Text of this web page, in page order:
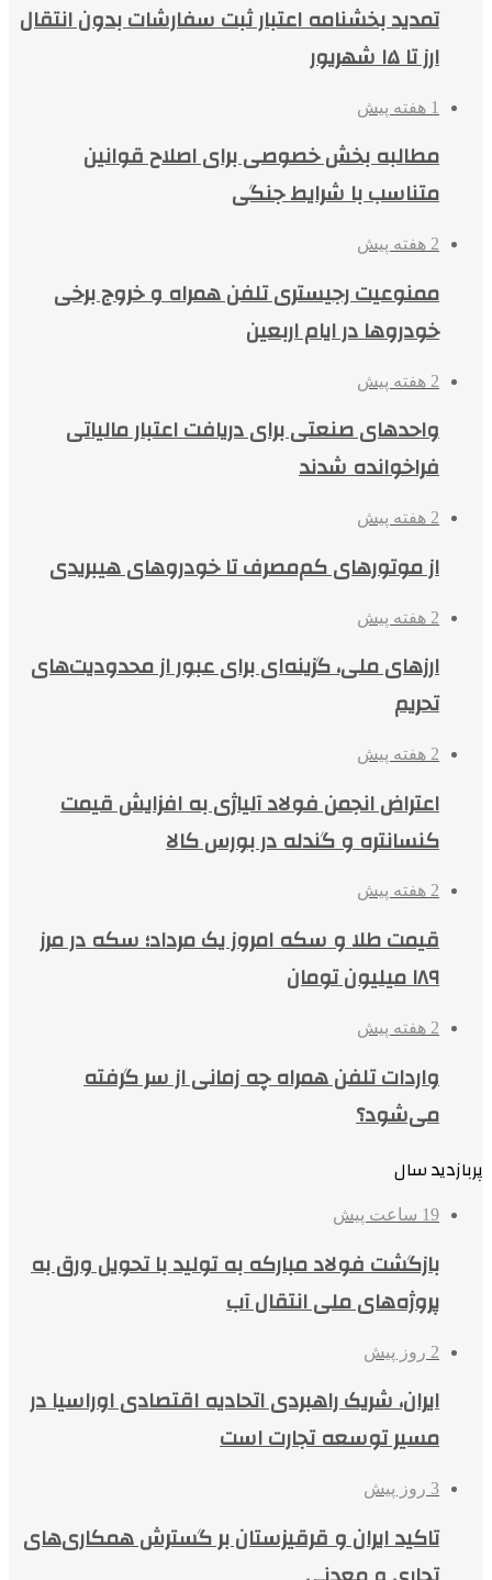
تمدید بخشنامه اعتبار ثبت سفارشات بدون انتقال
ارز تا ۱۵ شهریور
1 هفته پیش
مطالبه بخش خصوصی برای اصلاح قوانین
متناسب با شرایط جنگی
2 هفته پیش
ممنوعیت رجیستری تلفن همراه و خروج برخی
خودروها در ایام اربعین
2 هفته پیش
واحدهای صنعتی برای دریافت اعتبار مالیاتی
فراخوانده شدند
2 هفته پیش
از موتورهای کم‌مصرف تا خودروهای هیبریدی
2 هفته پیش
ارزهای ملی، گزینه‌ای برای عبور از محدودیت‌های
تحریم
2 هفته پیش
اعتراض انجمن فولاد آلیاژی به افزایش قیمت
کنسانتره و گندله در بورس کالا
2 هفته پیش
قیمت طلا و سکه امروز یک مرداد؛ سکه در مرز
۱۸۹ میلیون تومان
2 هفته پیش
واردات تلفن همراه چه زمانی از سر گرفته
می‌شود؟
پربازدید سال
19 ساعت پیش
بازگشت فولاد مبارکه به تولید با تحویل ورق به
پروژه‌های ملی انتقال آب
2 روز پیش
ایران، شریک راهبردی اتحادیه اقتصادی اوراسیا در
مسیر توسعه تجارت است
3 روز پیش
تاکید ایران و قرقیزستان بر گسترش همکاری‌های